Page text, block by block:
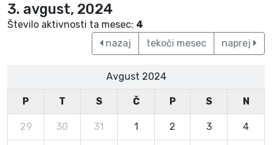
3. avgust, 2024
Število aktivnosti ta mesec: 4
nazaj
tekoči mesec naprej
Avgust 2024
P T S Č P S N
29 30 31 1 2 3 4